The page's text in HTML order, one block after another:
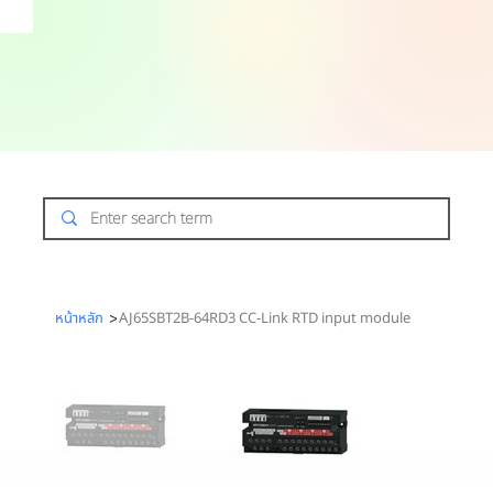
หน้าหลัก >AJ65SBT2B-64RD3 CC-Link RTD input module